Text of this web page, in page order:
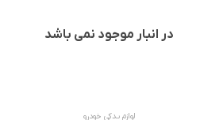
در انبار موجود نمی باشد
لوازم یدکی خودرو